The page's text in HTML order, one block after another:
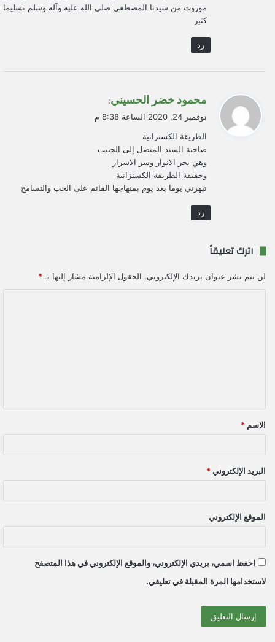
موروث من سيدنا المصطفى صلى الله عليه وآله وسلم تسليما
كثير
رد
ل
محمود خضر الحسيني:
نوفمبر 24, 2020 الساعة 8:38 م
الطريقة الكسنزانية
صاحبة السند المتصل إلى الحبيب
وهي بحر الانوار وسر الاسرار
وحقيقة الطريقة الكسنزانية
تبهرني يوما بعد يوم بمنهاجها القائم على الحب والتسامح
رد
اترك تعليقاً
لن يتم نشر عنوان بريدك الإلكتروني. الحقول الإلزامية مشار إليها بـ *
ق
*
الاسم *
البريد الإلكتروني *
الموقع الإلكتروني
احفظ اسمي، بريدي الإلكتروني، والموقع الإلكتروني في هذا المتصفح
لاستخدامها المرة المقبلة في تعليقي.